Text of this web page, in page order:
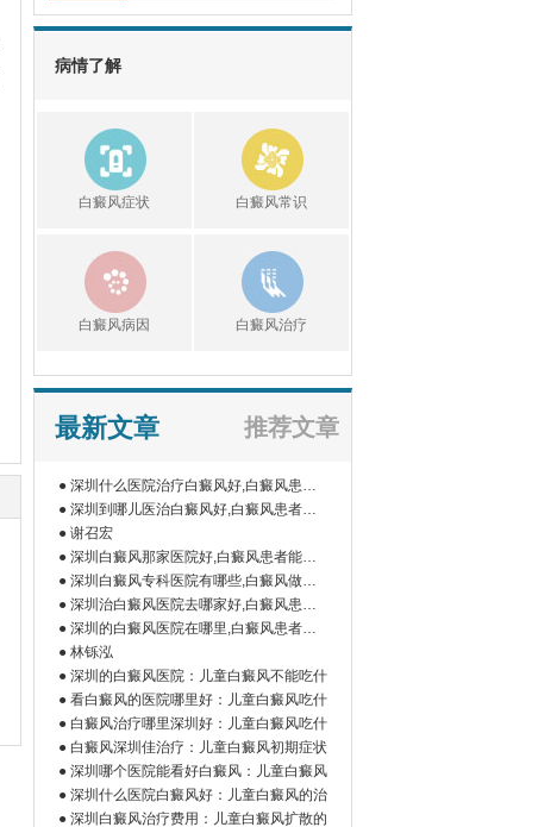
病情了解
白癜风症状 白癜风常识
白癜风病因 白癜风治疗
最新文章 推荐文章
● 深圳什么医院治疗白癜风好,白癜风患者
如
● 深圳到哪儿医治白癜风好,白癜风患者为
什● 谢召宏
● 深圳白癜风那家医院好,白癜风患者能吃
橘
● 深圳白癜风专科医院有哪些,白癜风做伍
德
● 深圳治白癜风医院去哪家好,白癜风患者
为
● 深圳的白癜风医院在哪里,白癜风患者做
微● 林铄泓
● 深圳的白癜风医院：儿童白癜风不能吃什
● 看白癜风的医院哪里好：儿童白癜风吃什
● 白癜风治疗哪里深圳好：儿童白癜风吃什
● 白癜风深圳佳治疗：儿童白癜风初期症状
● 深圳哪个医院能看好白癜风：儿童白癜风
● 深圳什么医院白癜风好：儿童白癜风的治
● 深圳白癜风治疗费用：儿童白癜风扩散的